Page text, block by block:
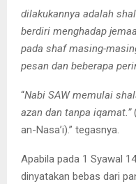
dilakukannya adalah
berdiri menghadap
pada shaf masing-
pesan dan beberapa
“Nabi SAW memulai
azan dan tanpa iqamat.”
an-Nasa’i).” tegasnya.
Apabila pada 1 Syawal
dinyatakan bebas dari